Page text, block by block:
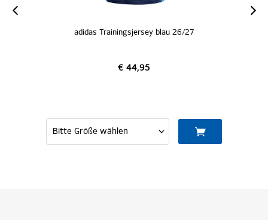
adidas Trainingsjersey blau 26/27
€ 44,95